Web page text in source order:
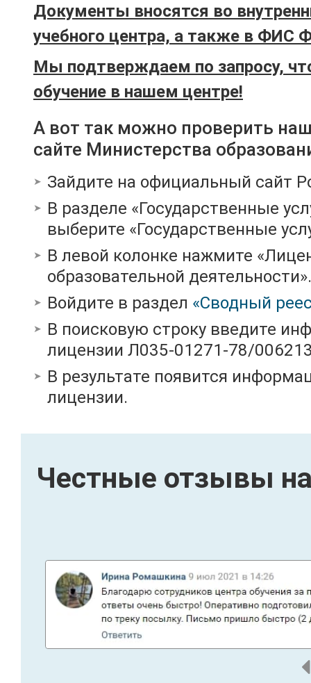
Документы вносятся во
учебного центра, а также в ФИС
Мы подтверждаем по запросу,
обучение в нашем центре!
А вот так можно проверить
сайте Министерства
Зайдите на официальный сайт
В разделе «Государственные
выберите «Государственные
В левой колонке нажмите
образовательной деятельности».
Войдите в раздел «Сводный
В поисковую строку введите
лицензии Л035-01271-78/
В результате появится
лицензии.
Честные отзывы